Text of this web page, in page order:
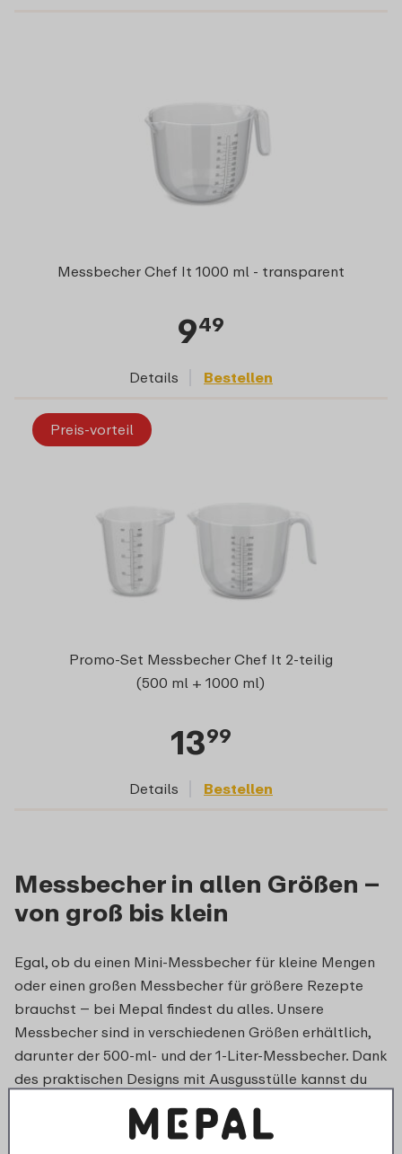
Messbecher Chef It 1000 ml - transparent
949
Details Bestellen
Preis-vorteil
Promo-Set Messbecher Chef It 2-teilig
(500 ml + 1000 ml)
1399
Details Bestellen
Messbecher in allen Größen –
von groß bis klein
Egal, ob du einen Mini-Messbecher für kleine Mengen
oder einen großen Messbecher für größere Rezepte
brauchst – bei Mepal findest du alles. Unsere
Messbecher sind in verschiedenen Größen erhältlich,
darunter der 500-ml- und der 1-Liter-Messbecher. Dank
des praktischen Designs mit Ausgusstülle kannst du
deinen Messbecher mit einem Rührbecher